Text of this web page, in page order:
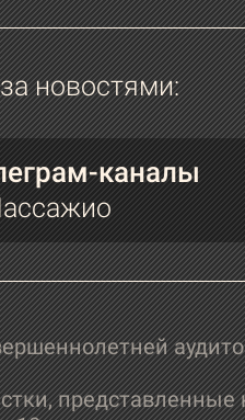
новостями:
каналы
представленные